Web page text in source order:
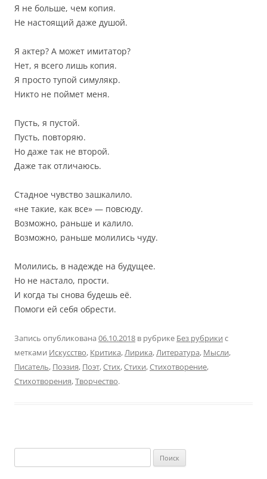
Я не больше, чем копия.
Не настоящий даже душой.
Я актер? А может имитатор?
Нет, я всего лишь копия.
Я просто тупой симулякр.
Никто не поймет меня.
Пусть, я пустой.
Пусть, повторяю.
Но даже так не второй.
Даже так отличаюсь.
Стадное чувство зашкалило.
«не такие, как все» — повсюду.
Возможно, раньше и калило.
Возможно, раньше молились чуду.
Молились, в надежде на будущее.
Но не настало, прости.
И когда ты снова будешь её.
Помоги ей себя обрести.
Запись опубликована 06.10.2018 в рубрике Без рубрики с
метками Искусство, Критика,Лирика,Литература, Мысли,
Писатель, Поэзия, Поэт,Стих,Стихи,Стихотворение,
Стихотворения,Творчество.